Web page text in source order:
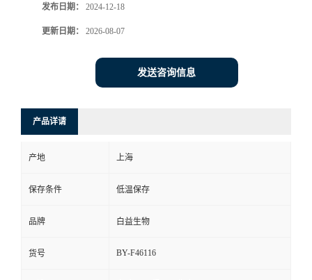
发布日期： 2024-12-18
更新日期： 2026-08-07
发送咨询信息
产品详请
产地 上海
保存条件 低温保存
品牌 白益生物
货号 BY-F46116